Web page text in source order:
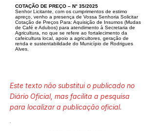
COTAÇÃO DE PREÇO – N° 35/2025
Senhor Licitante, com os cumprimentos de estimo
apreço, venho a presença de Vossa Senhoria Solicitar
Cotação de Preços Para: Aquisição de Insumos (Mudas
de Café e Adubos) para atendimento à Secretaria de
Agricultura, no que se refere ao fortalecimento da
cafeicultura local, apoio a agricultores, geração de
renda e sustentabilidade do Município de Rodrigues
Alves.
Este texto não substitui o publicado no
Diário Oficial, mas facilita a pesquisa
para localizar a publicação oficial.